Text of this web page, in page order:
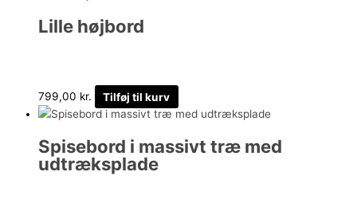
Lille højbord
799,00 kr. Tilføj til kurv
Spisebord i massivt træ med
udtræksplade